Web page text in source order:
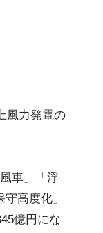
風力発電の
車」「浮
高度化」
億円にな